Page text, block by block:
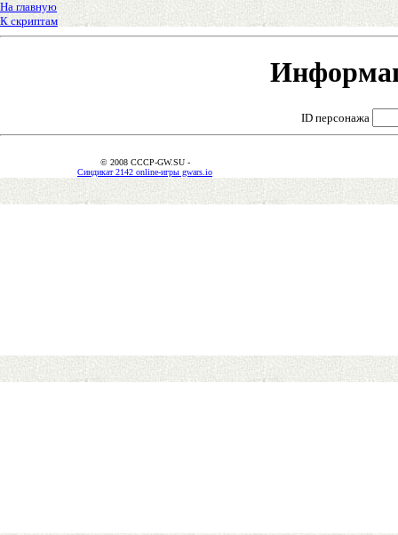
На главную
К скриптам
ID персонажа
© 2008 CCCP-GW.SU -
Синдикат 2142 online-игры gwars.io